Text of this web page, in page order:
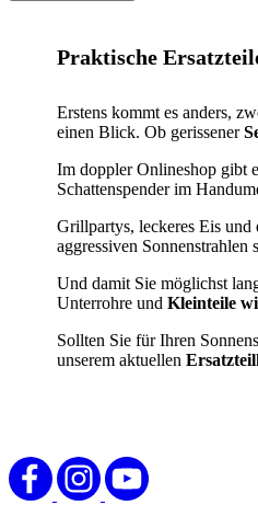
Produktliste
springen
Praktische
Erstens kommt es anders,
einen Blick. Ob gerissener
Im doppler Onlineshop gibt
Schattenspender im
Grillpartys, leckeres Eis und
aggressiven
Und damit Sie möglichst
Unterrohre und Kleinteile
Sollten Sie für Ihren
unserem aktuellen